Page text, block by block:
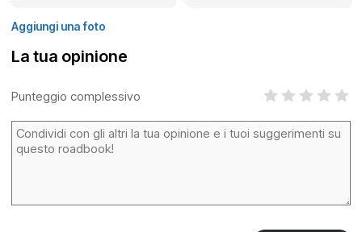
Aggiungi una foto
La tua opinione
Punteggio complessivo